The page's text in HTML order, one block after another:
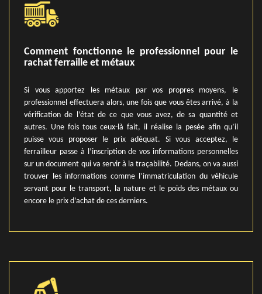
Comment fonctionne le professionnel pour le
rachat ferraille et métaux
Si vous apportez les métaux par vos propres moyens, le
professionnel effectuera alors, une fois que vous êtes arrivé, à la
vérification de l’état de ce que vous avez, de sa quantité et
autres. Une fois tous ceux-là fait, il réalise la pesée afin qu’il
puisse vous proposer le prix adéquat. Si vous acceptez, le
ferrailleur passe à l’inscription de vos informations personnelles
sur un document qui va servir à la traçabilité. Dedans, on va aussi
trouver les informations comme l’immatriculation du véhicule
servant pour le transport, la nature et le poids des métaux ou
encore le prix d’achat de ces derniers.